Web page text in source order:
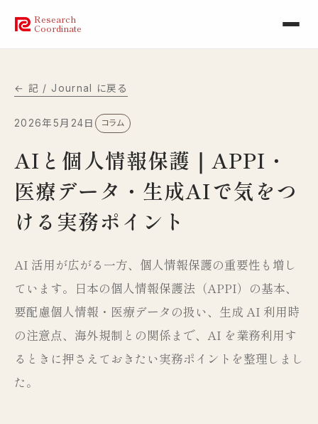
Research
Coordinate
← 記 / Journal に戻る
2026年5月24日 コラム
AIと個人情報保護｜APPI・
医療データ・生成AIで気をつ
ける実務ポイント
AI 活用が広がる一方、個人情報保護の重要性も増し
ています。日本の個人情報保護法（APPI）の基本、
要配慮個人情報・医療データの扱い、生成 AI 利用時
の注意点、海外規制との関係まで、AI を業務利用す
るときに押さえておきたい実務ポイントを整理しまし
た。